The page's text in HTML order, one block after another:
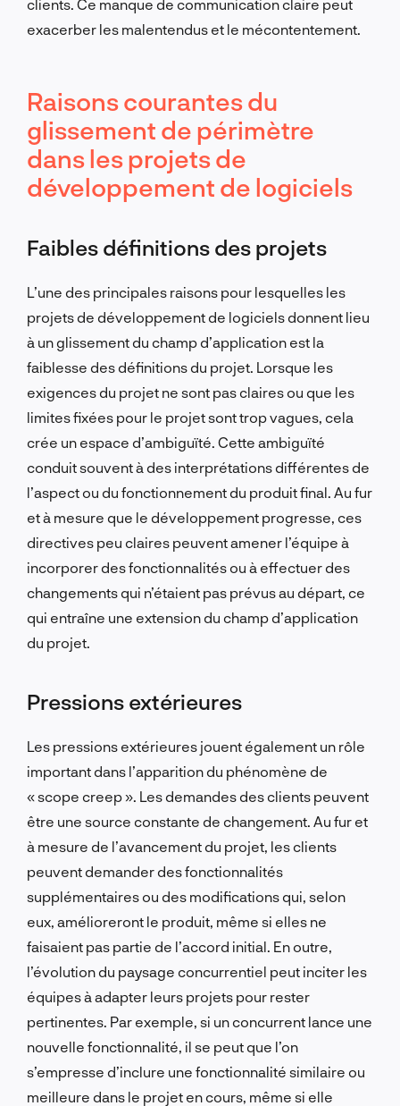
clients. Ce manque de communication claire peut
exacerber les malentendus et le mécontentement.
Raisons courantes du
glissement de périmètre
dans les projets de
développement de logiciels
Faibles définitions des projets
L’une des principales raisons pour lesquelles les
projets de développement de logiciels donnent lieu
à un glissement du champ d’application est la
faiblesse des définitions du projet. Lorsque les
exigences du projet ne sont pas claires ou que les
limites fixées pour le projet sont trop vagues, cela
crée un espace d’ambiguïté. Cette ambiguïté
conduit souvent à des interprétations différentes de
l’aspect ou du fonctionnement du produit final. Au fur
et à mesure que le développement progresse, ces
directives peu claires peuvent amener l’équipe à
incorporer des fonctionnalités ou à effectuer des
changements qui n’étaient pas prévus au départ, ce
qui entraîne une extension du champ d’application
du projet.
Pressions extérieures
Les pressions extérieures jouent également un rôle
important dans l’apparition du phénomène de
« scope creep ». Les demandes des clients peuvent
être une source constante de changement. Au fur et
à mesure de l’avancement du projet, les clients
peuvent demander des fonctionnalités
supplémentaires ou des modifications qui, selon
eux, amélioreront le produit, même si elles ne
faisaient pas partie de l’accord initial. En outre,
l’évolution du paysage concurrentiel peut inciter les
équipes à adapter leurs projets pour rester
pertinentes. Par exemple, si un concurrent lance une
nouvelle fonctionnalité, il se peut que l’on
s’empresse d’inclure une fonctionnalité similaire ou
meilleure dans le projet en cours, même si elle